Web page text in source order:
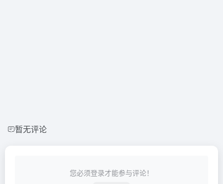
暂无评论
您必须登录才能参与评论！